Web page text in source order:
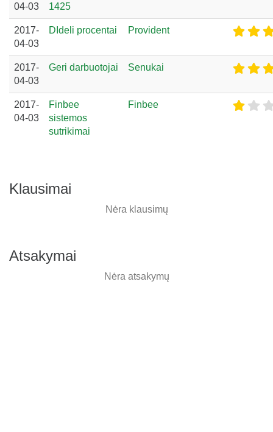
04-03
1425
2017-
04-03
DIdeli procentai Provident
2017-
04-03
Geri darbuotojai Senukai
2017-
04-03
Finbee
sistemos
sutrikimai
Finbee
Klausimai
Nėra klausimų
Atsakymai
Nėra atsakymų